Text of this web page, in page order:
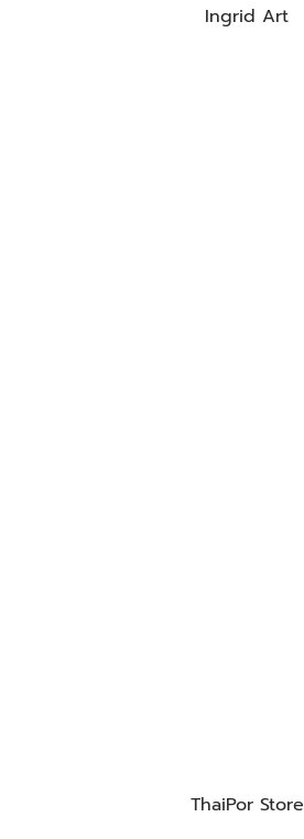
Ingrid Art
ThaiPor Store